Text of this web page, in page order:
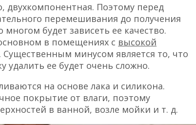
двухкомпонентная. Поэтому перед
перемешивания до получения
будет зависеть ее качество.
в помещениях с высокой
Существенным минусом является то, что
удалить ее будет очень сложно.
на основе лака и силикона.
покрытие от влаги, поэтому
в ванной, возле мойки и т. д.